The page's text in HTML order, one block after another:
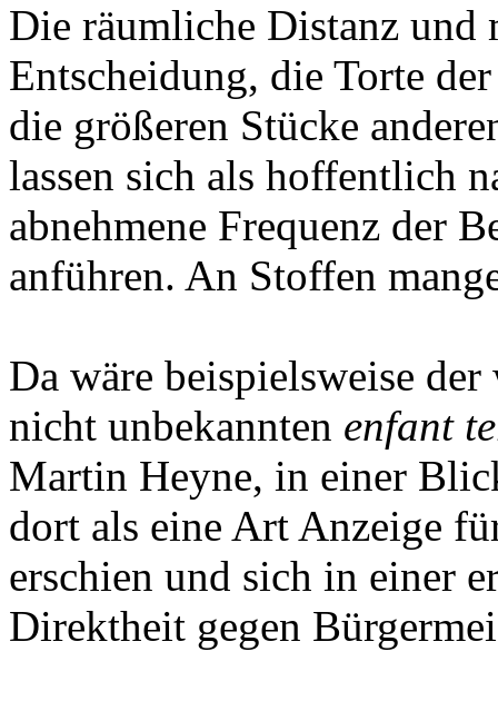
Die räumliche Distanz und
Entscheidung, die Torte
die größeren Stücke
lassen sich als hoffentlich
abnehmene Frequenz der
anführen. An Stoffen
Da wäre beispielsweise
nicht unbekannten enfant
Martin Heyne, in einer
dort als eine Art Anzeige
erschien und sich in einer
Direktheit gegen